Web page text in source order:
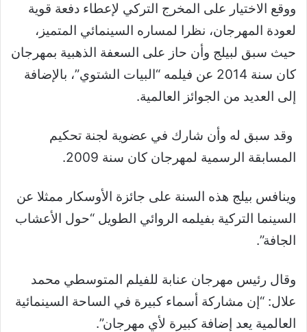
ووقع الاختيار على المخرج التركي لإعطاء دفعة قوية
لعودة المهرجان، نظرا لمساره السينمائي المتميز،
حيث سبق لبيلج وأن حاز على السعفة الذهبية بمهرجان
كان سنة 2014 عن فيلمه “البيات الشتوي”، بالإضافة
إلى العديد من الجوائز العالمية.
وقد سبق له وأن شارك في عضوية لجنة تحكيم
المسابقة الرسمية لمهرجان كان سنة 2009.
وينافس بيلج هذه السنة على جائزة الأوسكار ممثلا عن
السينما التركية بفيلمه الروائي الطويل “حول الأعشاب
الجافة”.
وقال رئيس مهرجان عنابة للفيلم المتوسطي محمد
علال: “إن مشاركة أسماء كبيرة في الساحة السينمائية
العالمية يعد إضافة كبيرة لأي مهرجان”.